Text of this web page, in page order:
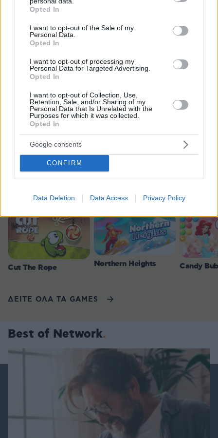
grant or deny consent to Google and its third-party tags to
use your data for below specified purposes in below Google
consent section.
Opted In
I want to opt-out of the Sale of my
Personal Data.
Opted In
I want to opt-out of processing my
Personal Data for Targeted Advertising.
Opted In
I want to opt-out of Collection, Use,
Retention, Sale, and/or Sharing of my
Personal Data that Is Unrelated with the
Purposes for which it was collected.
Opted In
Google consents
CONFIRM
Data Deletion Data Access Privacy Policy
08.08.2026, 08:33
Η Λίλα Μπακλέση έφερε στον κόσμο
το πρώτο της παιδί, δείτε την
ανάρτηση του συντρόφου της περί...
λαού και εξουσίας
07.08.2026, 22:23 56
Games
Cut The Rope Northern Heights Candy
ΔΕΙΤΕ ΟΛΑ ΤΑ GAMES
Best of Network